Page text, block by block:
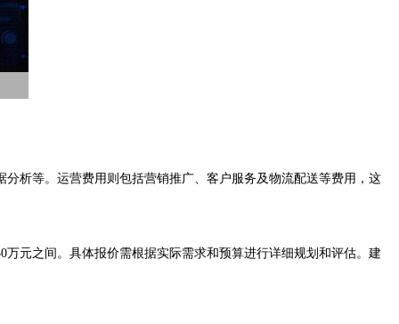
析等。运营费用则包括营销推广、客户服务及物流配送等费用，这
万元之间。具体报价需根据实际需求和预算进行详细规划和评估。建